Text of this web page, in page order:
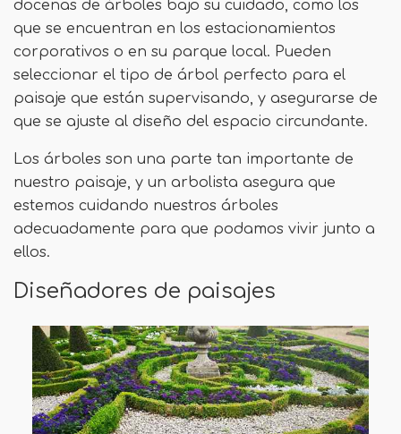
docenas de árboles bajo su cuidado, como los
que se encuentran en los estacionamientos
corporativos o en su parque local. Pueden
seleccionar el tipo de árbol perfecto para el
paisaje que están supervisando, y asegurarse de
que se ajuste al diseño del espacio circundante.
Los árboles son una parte tan importante de
nuestro paisaje, y un arbolista asegura que
estemos cuidando nuestros árboles
adecuadamente para que podamos vivir junto a
ellos.
Diseñadores de paisajes